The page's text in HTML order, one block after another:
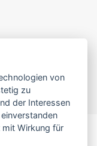
von
zu
der Interessen
mit Wirkung für